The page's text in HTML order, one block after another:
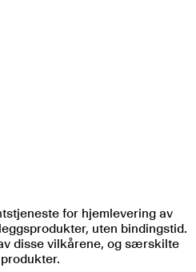
for hjemlevering av
uten bindingstid.
disse vilkårene, og særskilte